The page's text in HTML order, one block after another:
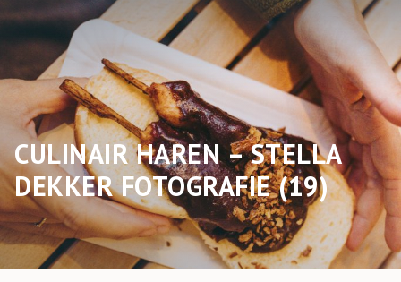
CULINAIR HAREN – STELLA
DEKKER FOTOGRAFIE (19)